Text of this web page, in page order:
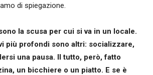
di spiegazione.
la scusa per cui si va in un locale.
più profondi sono altri: socializzare,
una pausa. Il tutto, però, fatto
un bicchiere o un piatto. E se è